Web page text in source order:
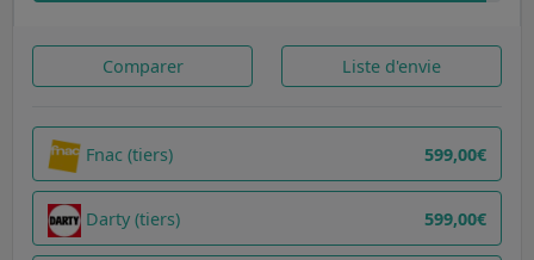
Comparer Liste d'envie
Fnac (tiers) 599,00€
Darty (tiers) 599,00€